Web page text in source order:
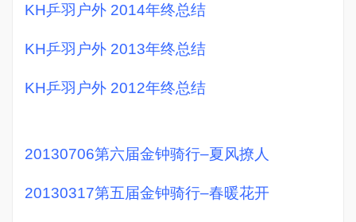
KH乒羽户外 2014年终总结
KH乒羽户外 2013年终总结
KH乒羽户外 2012年终总结
20130706第六届金钟骑行–夏风撩人
20130317第五届金钟骑行–春暖花开